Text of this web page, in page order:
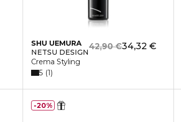
SHU UEMURA
NETSU DESIGN
Crema Styling
34,32 €
42,90 €
5 1
20%